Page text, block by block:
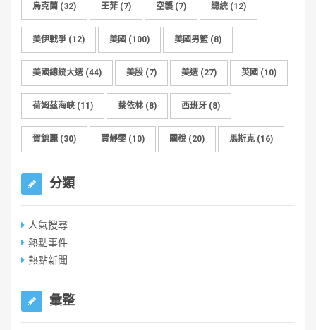
烏克蘭 (32) 王菲 (7) 空襲 (7) 總統 (12)
美伊戰爭 (12) 美國 (100) 美國男籃 (8)
美國總統大選(44) 美股 (7) 美選(27) 英國 (10)
荷姆茲海峽 (11) 蔡依林 (8) 西班牙 (8)
賀錦麗 (30) 賈靜雯 (10) 關稅 (20) 馬斯克 (16)
分類
人氣搜尋
熱點事件
熱點新聞
彙整